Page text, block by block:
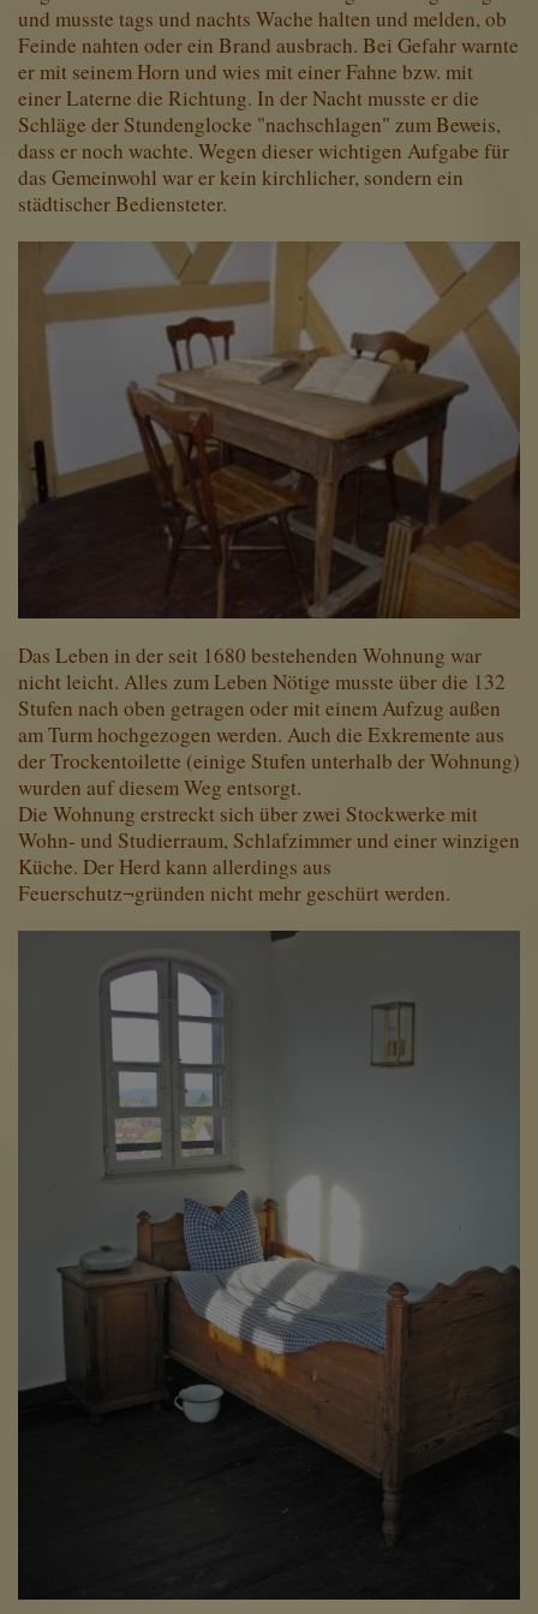
Diese Website nutzt Matomo Analytics für die Auswertung der
Seitenaufrufe als Statistik. Die hierdurch gespeicherten Daten werden
ausschließlich auf unseren eigenen Servern gespeichert. Eine
Übertragung an Dritte erfolgt nicht. Wir verwenden die Funktion
AnonymizeIP zur Anonymisierung Ihrer IP-Adresse, so dass diese gekürzt
wird und nicht mehr Ihrem Besuch auf unserer Internetseite zugeordnet
werden kann.
YouTube / Vimeo
Wir nutzen YouTube im erweiterten Datenschutzmodus. Dieser Modus
bewirkt laut YouTube, dass YouTube keine Informationen über die
Besucher auf dieser Website speichert, bevor diese sich das Video
Eingebundene Inhalte
Optional sind externe Inhalte auf den Seiten dieser Website
eingebunden. Das können Kartendienste wie z.B. Google Maps sein
oder auch Anwendungen einer externen Website.
und musste tags und nachts Wache halten und melden, ob
Feinde nahten oder ein Brand ausbrach. Bei Gefahr warnte
er mit seinem Horn und wies mit einer Fahne bzw. mit
einer Laterne die Richtung. In der Nacht musste er die
Schläge der Stundenglocke "nachschlagen" zum Beweis,
dass er noch wachte. Wegen dieser wichtigen Aufgabe für
das Gemeinwohl war er kein kirchlicher, sondern ein
städtischer Bediensteter.
Das Leben in der seit 1680 bestehenden Wohnung war
nicht leicht. Alles zum Leben Nötige musste über die 132
Stufen nach oben getragen oder mit einem Aufzug außen
am Turm hochgezogen werden. Auch die Exkremente aus
der Trockentoilette (einige Stufen unterhalb der Wohnung)
wurden auf diesem Weg entsorgt.
Die Wohnung erstreckt sich über zwei Stockwerke mit
Wohn- und Studierraum, Schlafzimmer und einer winzigen
Küche. Der Herd kann allerdings aus
Feuerschutz¬gründen nicht mehr geschürt werden.